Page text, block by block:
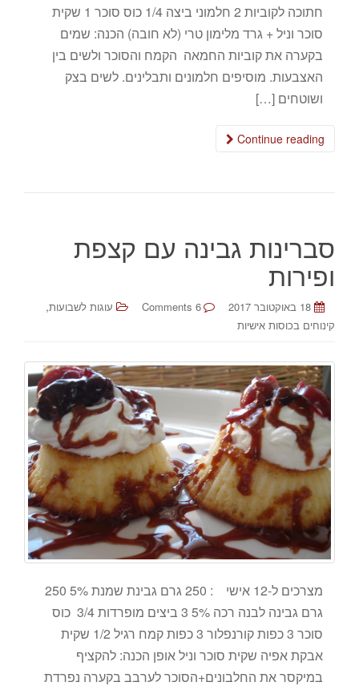
חתוכה לקוביות 2 חלמוני ביצה 1/4 כוס סוכר 1 שקית
סוכר וניל + גרד מלימון טרי (לא חובה) הכנה: שמים
בקערה את קוביות החמאה הקמח והסוכר ולשים בין
האצבעות. מוסיפים חלמונים ותבלינים. לשים בצק
ושוטחים […]
Continue reading
סברינות גבינה עם קצפת
ופירות
18 באוקטובר 2017 6 Comments עוגות לשבועות,
קינוחים בכוסות אישיות
מצרכים ל-12 אישי : 250 גרם גבינת שמנת 5% 250
גרם גבינה לבנה רכה 5% 3 ביצים מופרדות 3/4 כוס
סוכר 3 כפות קורנפלור 3 כפות קמח רגיל 1/2 שקית
אבקת אפיה שקית סוכר וניל אופן הכנה: להקציף
במיקסר את החלבונים+הסוכר לערבב בקערה נפרדת